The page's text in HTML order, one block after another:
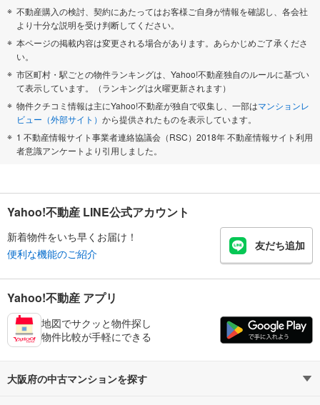
不動産購入の検討、契約にあたってはお客様ご自身が情報を確認し、各会社
より十分な説明を受け判断してください。
本ページの掲載内容は変更される場合があります。あらかじめご了承くださ
い。
市区町村・駅ごとの物件ランキングは、Yahoo!不動産独自のルールに基づい
て表示しています。（ランキングは火曜更新されます）
物件クチコミ情報は主にYahoo!不動産が独自で収集し、一部はマンションレ
ビュー（外部サイト） から提供されたものを表示しています。
1 不動産情報サイト事業者連絡協議会（RSC）2018年 不動産情報サイト利用
者意識アンケートより引用しました。
Yahoo!不動産 LINE公式アカウント
新着物件をいち早くお届け！
便利な機能のご紹介
友だち追加
Yahoo!不動産 アプリ
地図でサクッと物件探し
物件比較が手軽にできる
大阪府の中古マンションを探す